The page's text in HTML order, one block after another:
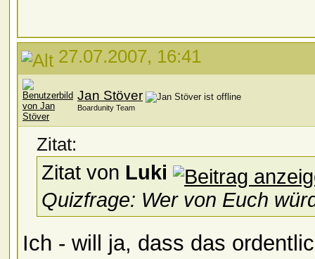
27.07.2007, 16:41
Jan Stöver
Boardunity Team
Zitat:
Zitat von Luki
Quizfrage: Wer von Euch
Ich - will ja, dass das